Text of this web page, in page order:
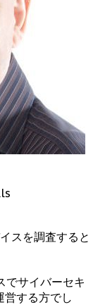
スを調査すると
サイバーセキ
営する方でし